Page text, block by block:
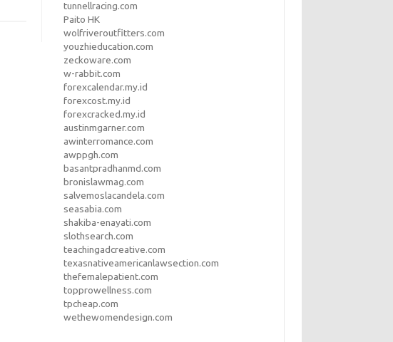
tunnellracing.com
Paito HK
wolfriveroutfitters.com
youzhieducation.com
zeckoware.com
w-rabbit.com
forexcalendar.my.id
forexcost.my.id
forexcracked.my.id
austinmgarner.com
awinterromance.com
awppgh.com
basantpradhanmd.com
bronislawmag.com
salvemoslacandela.com
seasabia.com
shakiba-enayati.com
slothsearch.com
teachingadcreative.com
texasnativeamericanlawsection.com
thefemalepatient.com
topprowellness.com
tpcheap.com
wethewomendesign.com